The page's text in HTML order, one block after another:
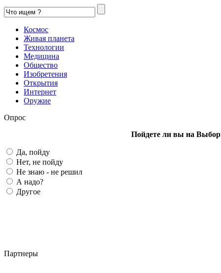
Космос
Живая планета
Технологии
Медицина
Общество
Изобретения
Открытия
Интернет
Оружие
Опрос
Пойдете ли вы на
Да, пойду
Нет, не пойду
Не знаю - не решил
А надо?
Другое
Партнеры